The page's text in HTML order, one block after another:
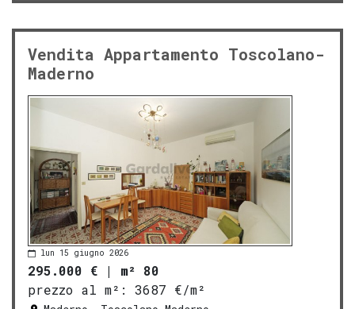
Vendita Appartamento Toscolano-
Maderno
lun 15 giugno 2026
295.000 € | m² 80
prezzo al m²:
3687 €/m²